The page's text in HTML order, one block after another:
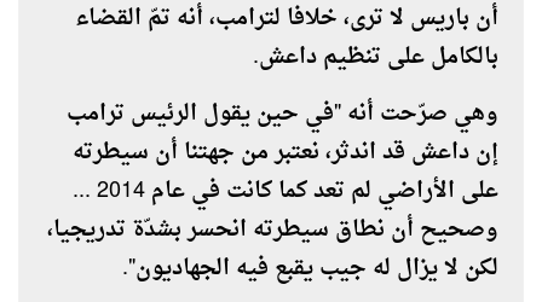
أن باريس لا ترى، خلافا لترامب، أنه تمّ القضاء
بالكامل على تنظيم داعش.
وهي صرّحت أنه "في حين يقول الرئيس ترامب
إن داعش قد اندثر، نعتبر من جهتنا أن سيطرته
على الأراضي لم تعد كما كانت في عام 2014 ...
وصحيح أن نطاق سيطرته انحسر بشدّة تدريجيا،
لكن لا يزال له جيب يقبع فيه الجهاديون".